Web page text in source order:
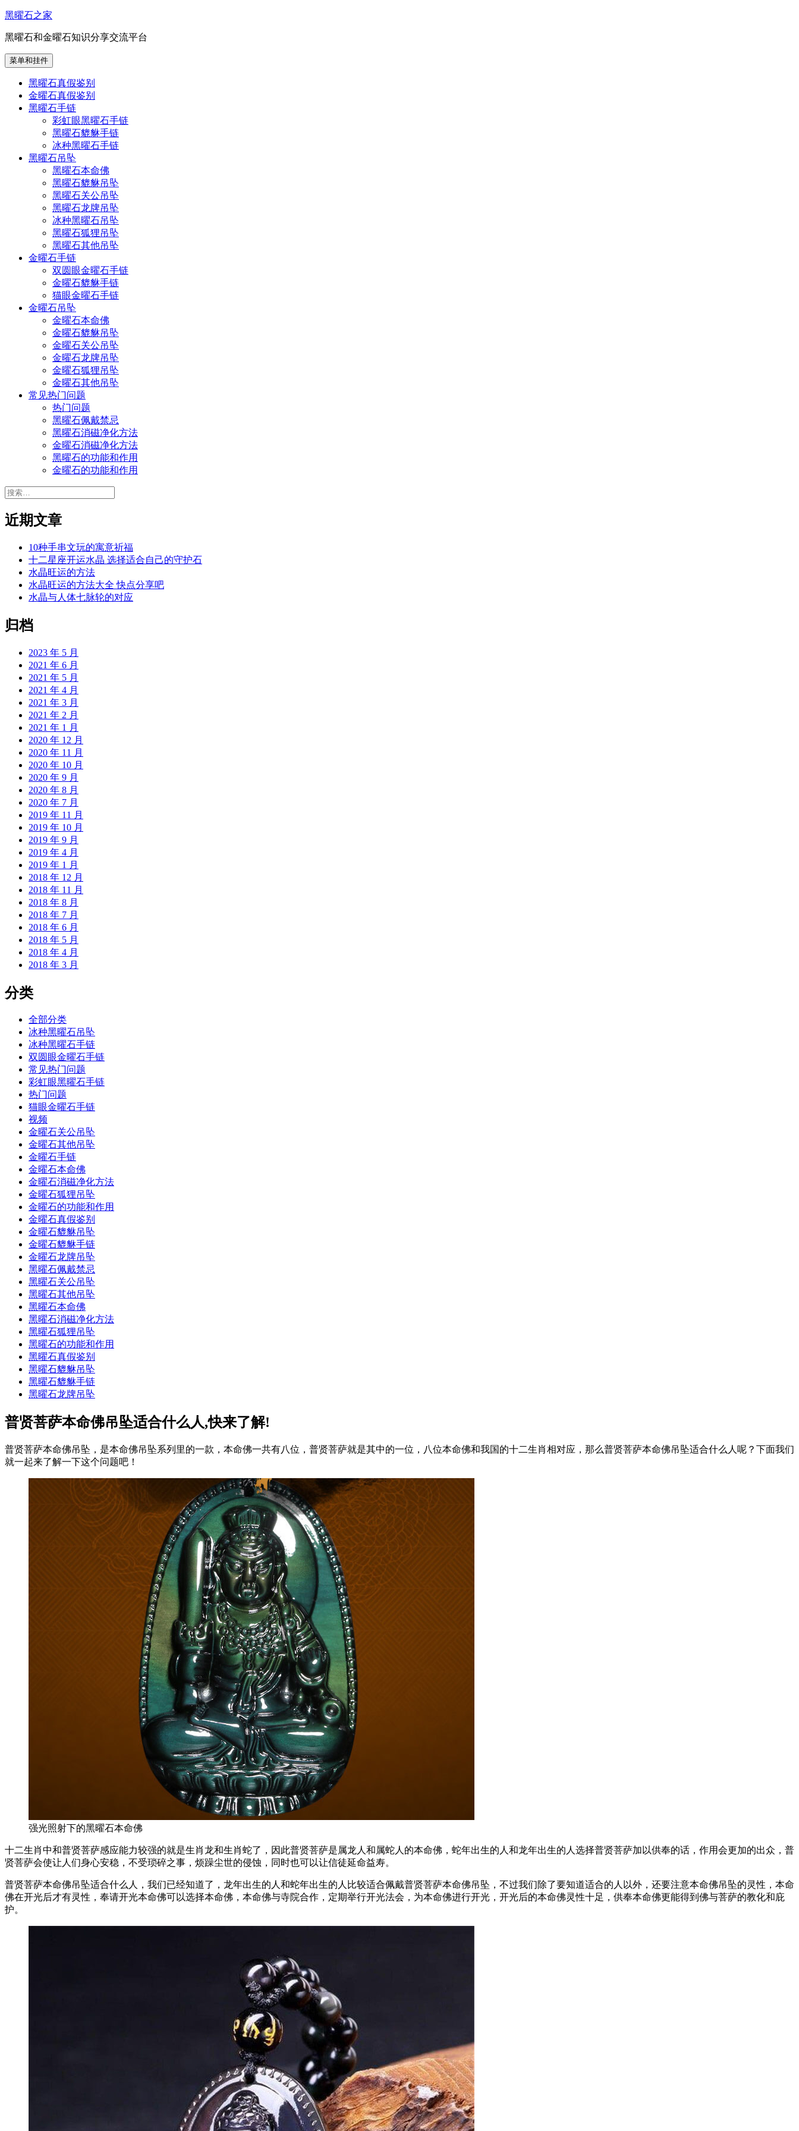
跳
内
容
黑曜石之家
黑曜石和金曜石知识分享交流平台
菜单和挂件
黑曜石真假鉴别
金曜石真假鉴别
黑曜石手链
彩虹眼黑曜石手链
黑曜石貔貅手链
冰种黑曜石手链
黑曜石吊坠
黑曜石本命佛
黑曜石貔貅吊坠
黑曜石关公吊坠
黑曜石龙牌吊坠
冰种黑曜石吊坠
黑曜石狐狸吊坠
黑曜石其他吊坠
金曜石手链
双圆眼金曜石手链
金曜石貔貅手链
猫眼金曜石手链
金曜石吊坠
金曜石本命佛
金曜石貔貅吊坠
金曜石关公吊坠
金曜石龙牌吊坠
金曜石狐狸吊坠
金曜石其他吊坠
常见热门问题
热门问题
黑曜石佩戴禁忌
黑曜石消磁净化方法
金曜石消磁净化方法
黑曜石的功能和作用
金曜石的功能和作用
搜
近期文章
10种手串文玩的寓意祈福
十二星座开运水晶 选择适合自己的守护石
水晶旺运的方法
水晶旺运的方法大全 快点分享吧
水晶与人体七脉轮的对应
归档
2023 年 5 月
2021 年 6 月
2021 年 5 月
2021 年 4 月
2021 年 3 月
2021 年 2 月
2021 年 1 月
2020 年 12 月
2020 年 11 月
2020 年 10 月
2020 年 9 月
2020 年 8 月
2020 年 7 月
2019 年 11 月
2019 年 10 月
2019 年 9 月
2019 年 4 月
2019 年 1 月
2018 年 12 月
2018 年 11 月
2018 年 8 月
2018 年 7 月
2018 年 6 月
2018 年 5 月
2018 年 4 月
2018 年 3 月
分类
全部分类
冰种黑曜石吊坠
冰种黑曜石手链
双圆眼金曜石手链
常见热门问题
彩虹眼黑曜石手链
热门问题
猫眼金曜石手链
视频
金曜石关公吊坠
金曜石其他吊坠
金曜石手链
金曜石本命佛
金曜石消磁净化方法
金曜石狐狸吊坠
金曜石的功能和作用
金曜石真假鉴别
金曜石貔貅吊坠
金曜石貔貅手链
金曜石龙牌吊坠
黑曜石佩戴禁忌
黑曜石关公吊坠
黑曜石其他吊坠
黑曜石本命佛
黑曜石消磁净化方法
黑曜石狐狸吊坠
黑曜石的功能和作用
黑曜石真假鉴别
黑曜石貔貅吊坠
黑曜石貔貅手链
黑曜石龙牌吊坠
普贤菩萨本命佛吊坠适合什么人,快来了解!
普贤菩萨本命佛吊坠，是本命佛吊坠系列里的一款，本命佛一共有八位，普贤菩萨就是其中的一位，八位本命佛和我国的十二生肖相对应，那么普贤菩萨本命佛吊坠适合什么人呢？下面我们
就一起来了解一下这个问题吧！
强光照射下的黑曜石本命佛
十二生肖中和普贤菩萨感应能力较强的就是生肖龙和生肖蛇了，因此普贤菩萨是属龙人和属蛇人的本命佛，蛇年出生的人和龙年出生的人选择普贤菩萨加以供奉的话，作用会更加的出众，普
贤菩萨会使让人们身心安稳，不受琐碎之事，烦躁尘世的侵蚀，同时也可以让信徒延命益寿。
普贤菩萨本命佛吊坠适合什么人，我们已经知道了，龙年出生的人和蛇年出生的人比较适合佩戴普贤菩萨本命佛吊坠，不过我们除了要知道适合的人以外，还要注意本命佛吊坠的灵性，本命
佛在开光后才有灵性，奉请开光本命佛可以选择本命佛，本命佛与寺院合作，定期举行开光法会，为本命佛进行开光，开光后的本命佛灵性十足，供奉本命佛更能得到佛与菩萨的教化和庇
护。